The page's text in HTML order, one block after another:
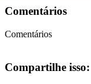
Comentários
Comentários
Compartilhe isso: